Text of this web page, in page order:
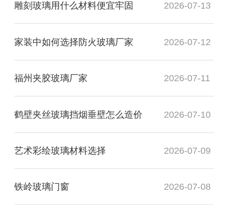
雕刻玻璃用什么材料便宜牢固 2026-07-13
家装中如何选择防火玻璃厂家 2026-07-12
福州夹胶玻璃厂家 2026-07-11
鹤壁夹丝玻璃挡烟垂壁怎么造价 2026-07-10
艺术彩绘玻璃材料选择 2026-07-09
铁岭玻璃门窗 2026-07-08